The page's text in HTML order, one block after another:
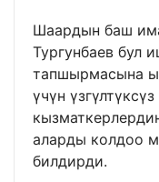
Шаардын баш
Тургунбаев бул
тапшырмасына
үчүн
аларды колдоо
билдирди.